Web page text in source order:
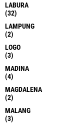
LABURA
(32)
LAMPUNG
(2)
LOGO
(3)
MADINA
(4)
MAGDALENA
(2)
MALANG
(3)